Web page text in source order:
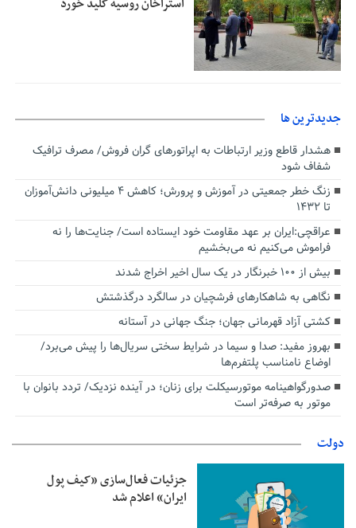
استراخان روسیه کلید خورد
جديدترين ها
هشدار قاطع وزیر ارتباطات به اپراتورهای گران فروش/ مصرف ترافیک
شفاف شود
زنگ خطر جمعیتی در آموزش و پرورش؛ کاهش ۴ میلیونی دانش‌آموزان
تا ۱۴۳۲
عراقچی:ایران بر عهد مقاومت خود ایستاده است/ جنایت‌ها را نه
فراموش می‌کنیم نه می‌بخشیم
بیش از ۱۰۰ خبرنگار در یک سال اخیر اخراج شدند
نگاهی به شاهکارهای فرشچیان در سالگرد درگذشتش
کشتی آزاد قهرمانی جهان؛ جنگ جهانی در آستانه
بهروز مفید: صدا و سیما در شرایط سختی سریال‌ها را پیش می‌برد/
اوضاع نامناسب پلتفرم‌ها
صدورگواهینامه موتورسیکلت برای زنان؛ در آینده نزدیک/ تردد بانوان با
موتور به‌ صرفه‌تر است
دولت
جزئیات فعال‌سازی «کیف پول
ایران» اعلام شد